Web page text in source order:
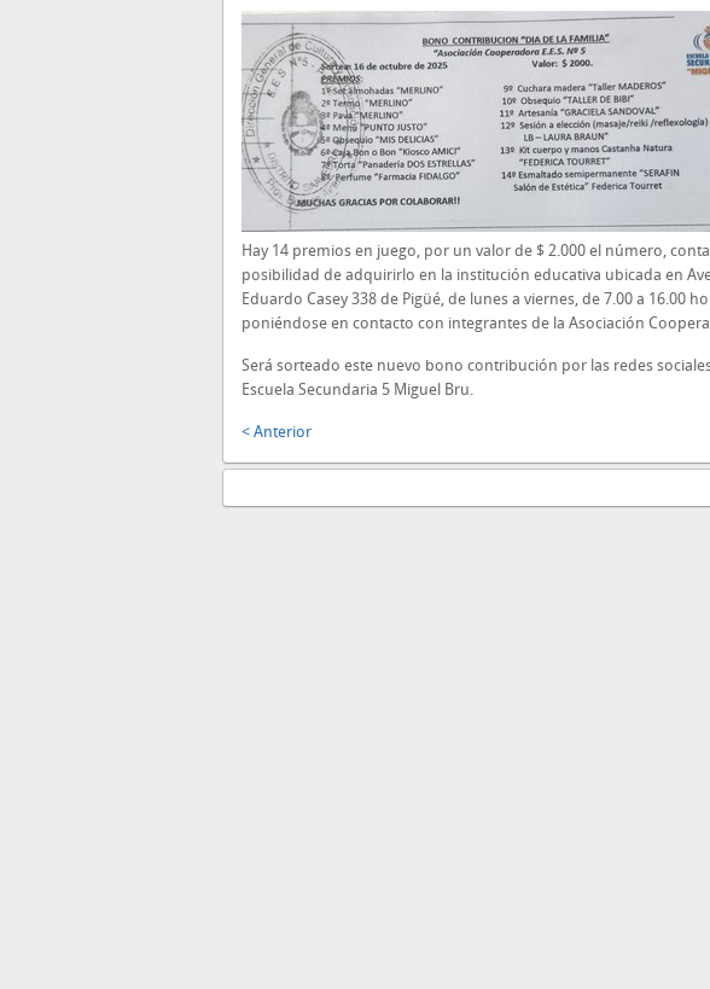
Hay 14 premios en juego, por un valor de $ 2.000 el número,
posibilidad de adquirirlo en la institución educativa ubicada en
Eduardo Casey 338 de Pigüé, de lunes a viernes, de 7.00 a 16.00
poniéndose en contacto con integrantes de la Asociación
Será sorteado este nuevo bono contribución por las redes
Escuela Secundaria 5 Miguel Bru.
< Anterior